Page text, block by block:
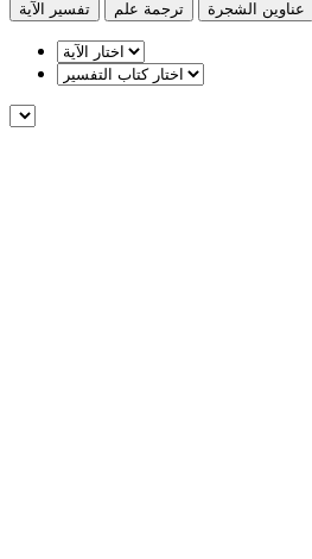
تفسير الآية ترجمة علم عناوين الشجرة